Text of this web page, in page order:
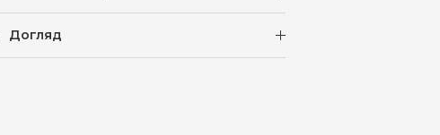
Догляд